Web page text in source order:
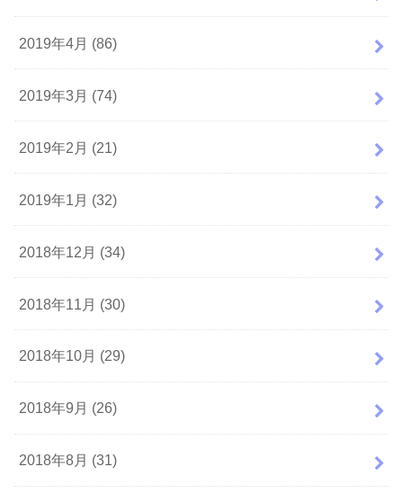
2019年4月 (86)
2019年3月 (74)
2019年2月 (21)
2019年1月 (32)
2018年12月 (34)
2018年11月 (30)
2018年10月 (29)
2018年9月 (26)
2018年8月 (31)